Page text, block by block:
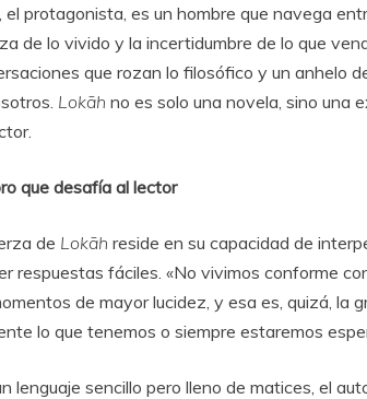
el protagonista, es un hombre que navega
de lo vivido y la incertidumbre de lo que
que rozan lo filosófico y un anhelo
Lokāh no es solo una novela, sino una
que desafía al lector
de Lokāh reside en su capacidad de
respuestas fáciles. «No vivimos conforme
de mayor lucidez, y esa es, quizá, la
lo que tenemos o siempre estaremos
lenguaje sencillo pero lleno de matices, el